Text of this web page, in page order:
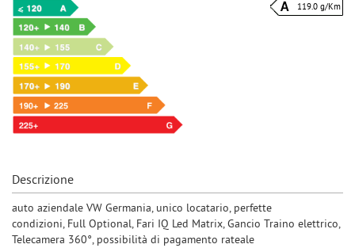
119.0 g/Km
Descrizione
auto aziendale VW Germania, unico locatario, perfette
condizioni, Full Optional, Fari IQ Led Matrix, Gancio Traino elettrico,
Telecamera 360°, possibilità di pagamento rateale